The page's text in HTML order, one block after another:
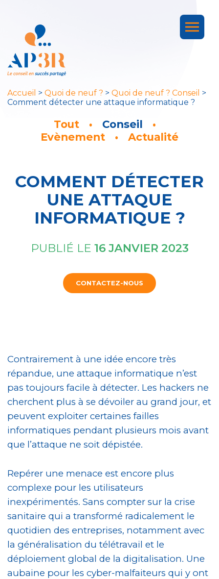
Accueil > Quoi de neuf ? > Quoi de neuf ? Conseil >
Comment détecter une attaque informatique ?
Tout
Conseil
Evènement
Actualité
COMMENT DÉTECTER
UNE ATTAQUE
INFORMATIQUE ?
PUBLIÉ LE 16 JANVIER 2023
CONTACTEZ-NOUS
Contrairement à une idée encore très
répandue, une attaque informatique n’est
pas toujours facile à détecter. Les hackers ne
cherchent plus à se dévoiler au grand jour, et
peuvent exploiter certaines failles
informatiques pendant plusieurs mois avant
que l’attaque ne soit dépistée.
Repérer une menace est encore plus
complexe pour les utilisateurs
inexpérimentés. Sans compter sur la crise
sanitaire qui a transformé radicalement le
quotidien des entreprises, notamment avec
la généralisation du télétravail et le
déploiement global de la digitalisation. Une
aubaine pour les cyber-malfaiteurs qui y ont